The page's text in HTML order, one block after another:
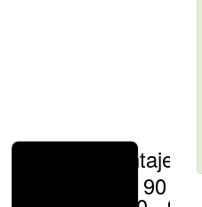
Porcentajes
> 90 %